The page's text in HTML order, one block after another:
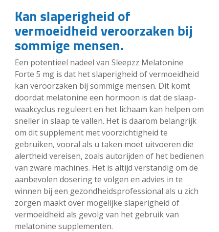
Kan slaperigheid of
vermoeidheid veroorzaken bij
sommige mensen.
Een potentieel nadeel van Sleepzz Melatonine
Forte 5 mg is dat het slaperigheid of vermoeidheid
kan veroorzaken bij sommige mensen. Dit komt
doordat melatonine een hormoon is dat de slaap-
waakcyclus reguleert en het lichaam kan helpen om
sneller in slaap te vallen. Het is daarom belangrijk
om dit supplement met voorzichtigheid te
gebruiken, vooral als u taken moet uitvoeren die
alertheid vereisen, zoals autorijden of het bedienen
van zware machines. Het is altijd verstandig om de
aanbevolen dosering te volgen en advies in te
winnen bij een gezondheidsprofessional als u zich
zorgen maakt over mogelijke slaperigheid of
vermoeidheid als gevolg van het gebruik van
melatonine supplementen.